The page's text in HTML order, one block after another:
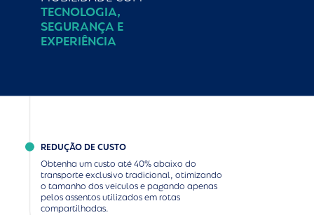
TECNOLOGIA,
SEGURANÇA E
EXPERIÊNCIA
REDUÇÃO DE CUSTO
Obtenha um custo até 40% abaixo do
transporte exclusivo tradicional, otimizando
o tamanho dos veículos e pagando apenas
pelos assentos utilizados em rotas
compartilhadas.